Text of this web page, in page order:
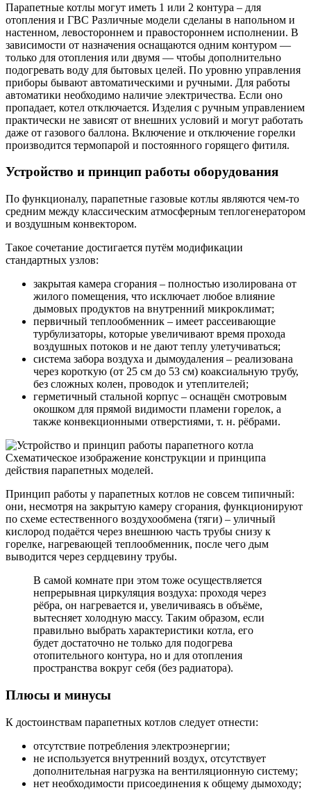
Парапетные котлы могут иметь 1 или 2 контура – для
отопления и ГВС Различные модели сделаны в напольном и
настенном, левостороннем и правостороннем исполнении. В
зависимости от назначения оснащаются одним контуром —
только для отопления или двумя — чтобы дополнительно
подогревать воду для бытовых целей. По уровню управления
приборы бывают автоматическими и ручными. Для работы
автоматики необходимо наличие электричества. Если оно
пропадает, котел отключается. Изделия с ручным управлением
практически не зависят от внешних условий и могут работать
даже от газового баллона. Включение и отключение горелки
производится термопарой и постоянного горящего фитиля.
Устройство и принцип работы оборудования
По функционалу, парапетные газовые котлы являются чем-то
средним между классическим атмосферным теплогенератором
и воздушным конвектором.
Такое сочетание достигается путём модификации
стандартных узлов:
закрытая камера сгорания – полностью изолирована от
жилого помещения, что исключает любое влияние
дымовых продуктов на внутренний микроклимат;
первичный теплообменник – имеет рассеивающие
турбулизаторы, которые увеличивают время прохода
воздушных потоков и не дают теплу улетучиваться;
система забора воздуха и дымоудаления – реализована
через короткую (от 25 см до 53 см) коаксиальную трубу,
без сложных колен, проводок и утеплителей;
герметичный стальной корпус – оснащён смотровым
окошком для прямой видимости пламени горелок, а
также конвекционными отверстиями, т. н. рёбрами.
Схематическое изображение конструкции и принципа
действия парапетных моделей.
Принцип работы у парапетных котлов не совсем типичный:
они, несмотря на закрытую камеру сгорания, функционируют
по схеме естественного воздухообмена (тяги) – уличный
кислород подаётся через внешнюю часть трубы снизу к
горелке, нагревающей теплообменник, после чего дым
выводится через сердцевину трубы.
В самой комнате при этом тоже осуществляется
непрерывная циркуляция воздуха: проходя через
рёбра, он нагревается и, увеличиваясь в объёме,
вытесняет холодную массу. Таким образом, если
правильно выбрать характеристики котла, его
будет достаточно не только для подогрева
отопительного контура, но и для отопления
пространства вокруг себя (без радиатора).
Плюсы и минусы
К достоинствам парапетных котлов следует отнести:
отсутствие потребления электроэнергии;
не используется внутренний воздух, отсутствует
дополнительная нагрузка на вентиляционную систему;
нет необходимости присоединения к общему дымоходу;